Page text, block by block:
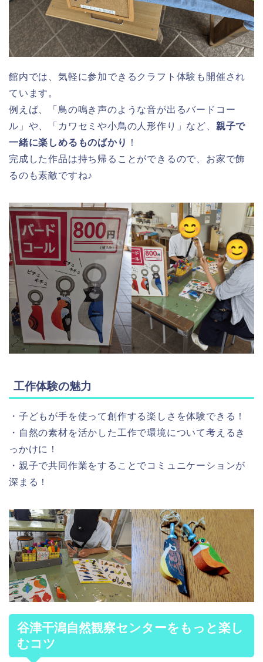
館内では、気軽に参加できるクラフト体験も開催され
ています。
例えば、「鳥の鳴き声のような音が出るバードコー
ル」や、「カワセミや小鳥の人形作り」など、 親子で
一緒に楽しめるものばかり
！
完成した作品は持ち帰ることができるので、お家で飾
るのも素敵ですね♪
工作体験の魅力
・子どもが手を使って創作する楽しさを体験できる！
・自然の素材を活かした工作で環境について考えるき
っかけに！
・親子で共同作業をすることでコミュニケーションが
深まる！
谷津干潟自然観察センターをもっと楽し
むコツ